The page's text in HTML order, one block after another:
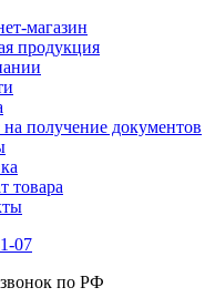
магазин
продукция
на получение документов
товара
07
по РФ